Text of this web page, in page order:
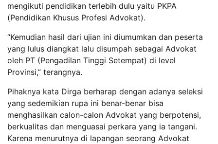
mengikuti pendidikan terlebih dulu yaitu PKPA
(Pendidikan Khusus Profesi Advokat).
“Kemudian hasil dari ujian ini diumumkan dan peserta
yang lulus diangkat lalu disumpah sebagai Advokat
oleh PT (Pengadilan Tinggi Setempat) di level
Provinsi,” terangnya.
Pihaknya kata Dirga berharap dengan adanya seleksi
yang sedemikian rupa ini benar-benar bisa
menghasilkan calon-calon Advokat yang berpotensi,
berkualitas dan menguasai perkara yang ia tangani.
Karena menurutnya di lapangan seorang Advokat